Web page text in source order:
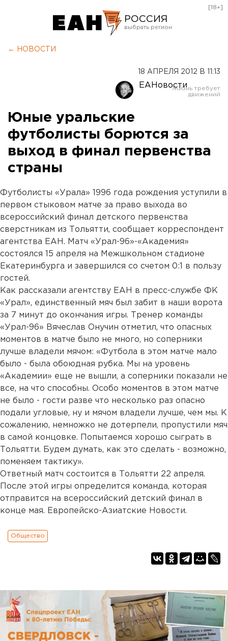
РОССИЯ
Оренбург
[18+]
← НОВОСТИ
18 АПРЕЛЯ 2012 В 11:13
ЕАНовости
Юные уральские
футболисты борются за
выход в финал первенства
страны
Футболисты «Урала» 1996 года рождения уступили в
первом стыковом матче за право выхода во
всероссийский финал детского первенства
сверстникам из Тольятти, сообщает корреспондент
агентства ЕАН. Матч «Урал-96»-«Академия»
состоялся 15 апреля на Межшкольном стадионе
Екатеринбурга и завершился со счетом 0:1 в пользу
гостей.
Как рассказали агентству ЕАН в пресс-службе ФК
«Урал», единственный мяч был забит в наши ворота
за 7 минут до окончания игры. Тренер команды
«Урал-96» Вячеслав Онучин отметил, что опасных
моментов в матче было не много, но соперники
лучше владели мячом: «Футбола в этом матче мало
было - была обоюдная рубка. Мы на уровень
«Академии» еще не вышли, а соперники показали не
все, на что способны. Особо моментов в этом матче
не было - гости разве что несколько раз опасно
подали угловые, ну и мячом владели лучше, чем мы. К
сожалению, немножко не дотерпели, пропустили мяч
в самой концовке. Попытаемся хорошо сыграть в
Тольятти. Будем думать, как это сделать - возможно,
поменяем тактику».
Ответный матч состоится в Тольятти 22 апреля.
После этой игры определится команда, которая
отправится на всероссийский детский финал в
конце мая. Европейско-Азиатские Новости.
Общество